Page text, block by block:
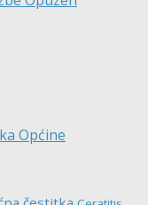
Općine